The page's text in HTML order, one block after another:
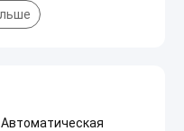
Автоматическая